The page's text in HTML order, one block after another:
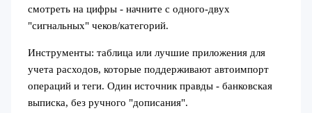
смотреть на цифры - начните с одного‑двух
"сигнальных" чеков/категорий.
Инструменты: таблица или лучшие приложения для
учета расходов, которые поддерживают автоимпорт
операций и теги. Один источник правды - банковская
выписка, без ручного "дописания".